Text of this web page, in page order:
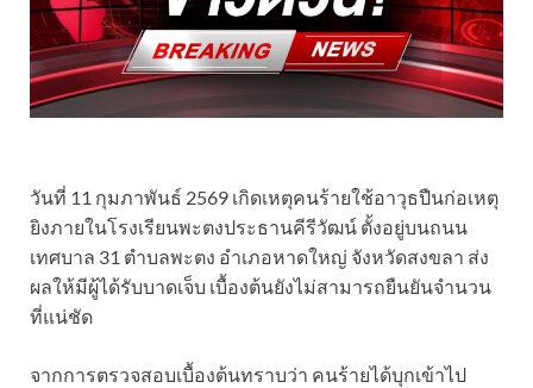
วันที่ 11 กุมภาพันธ์ 2569 เกิดเหตุคนร้ายใช้อาวุธปืนก่อเหตุ
ยิงภายในโรงเรียนพะตงประธานคีรีวัฒน์ ตั้งอยู่บนถนน
เทศบาล 31 ตำบลพะตง อำเภอหาดใหญ่ จังหวัดสงขลา ส่ง
ผลให้มีผู้ได้รับบาดเจ็บ เบื้องต้นยังไม่สามารถยืนยันจำนวน
ที่แน่ชัด
จากการตรวจสอบเบื้องต้นทราบว่า คนร้ายได้บุกเข้าไป